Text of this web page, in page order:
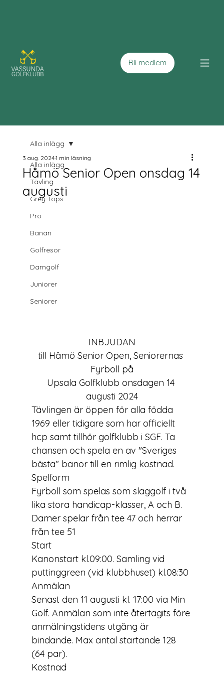
Bli medlem
Alla inlägg
Tävling
Grey Tops
Pro
Banan
Golfresor
Damgolf
Juniorer
Seniorer
Alla inlägg
Håmö Senior Open onsdag 14
augusti
3 aug. 20241 min läsning
INBJUDAN
till Håmö Senior Open, Seniorernas
Fyrboll på
Upsala Golfklubb onsdagen 14
augusti 2024
Tävlingen är öppen för alla födda
1969 eller tidigare som har officiellt
hcp samt tillhör golfklubb i SGF. Ta
chansen och spela en av "Sveriges
bästa" banor till en rimlig kostnad.
Spelform
Fyrboll som spelas som slaggolf i två
lika stora handicap-klasser, A och B.
Damer spelar från tee 47 och herrar
från tee 51
Start
Kanonstart kl.09:00. Samling vid
puttinggreen (vid klubbhuset) kl.08:30
Anmälan
Senast den 11 augusti kl. 17:00 via Min
Golf. Anmälan som inte återtagits före
anmälningstidens utgång är
bindande. Max antal startande 128
(64 par).
Kostnad